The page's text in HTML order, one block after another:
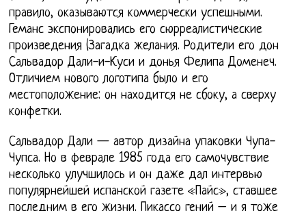
правило, оказываются коммерчески успешными.
Геманс экспонировались его сюрреалистические
произведения (Загадка желания. Родители его дон
Сальвадор Дали-и-Куси и донья Фелипа Доменеч.
Отличием нового логотипа было и его
местоположение: он находится не сбоку, а сверху
конфетки.
Сальвадор Дали — автор дизайна упаковки Чупа-
Чупса. Но в феврале 1985 года его самочувствие
несколько улучшилось и он даже дал интервью
популярнейшей испанской газете «Пайс», ставшее
последним в его жизни. Пикассо гений – и я тоже